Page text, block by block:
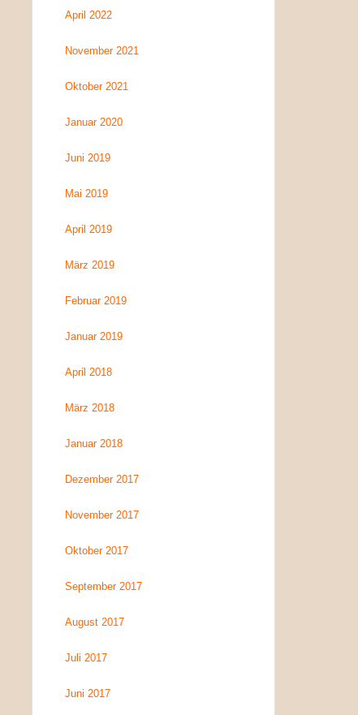
April 2022
November 2021
Oktober 2021
Januar 2020
Juni 2019
Mai 2019
April 2019
März 2019
Februar 2019
Januar 2019
April 2018
März 2018
Januar 2018
Dezember 2017
November 2017
Oktober 2017
September 2017
August 2017
Juli 2017
Juni 2017